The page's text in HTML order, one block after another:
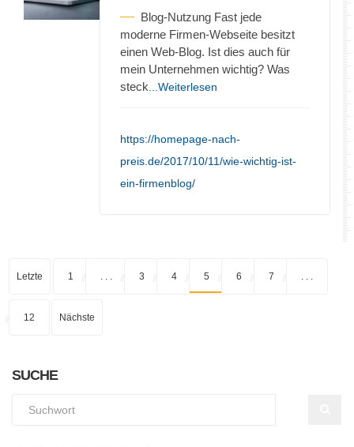
Blog-Nutzung Fast jede
moderne Firmen-Webseite besitzt
einen Web-Blog. Ist dies auch für
mein Unternehmen wichtig? Was
steck ...Weiterlesen
https://homepage-nach-
preis.de/2017/10/11/wie-wichtig-ist-
ein-firmenblog/
Letzte 1 3 4 5 6 7
12 Nächste
SUCHE